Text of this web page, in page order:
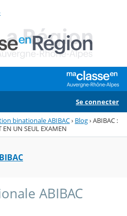
Se connecter
binationale ABIBAC› Blog›ABIBAC :
EN UN SEUL EXAMEN
ABIBAC